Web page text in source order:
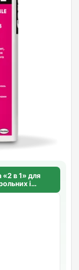
в 1» для
і
87 WHITE